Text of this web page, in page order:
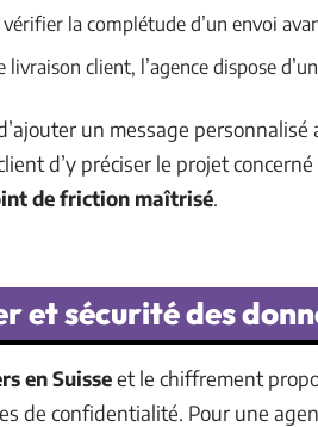
la complétude d’un envoi
livraison client, l’agence dispose
un message
d’y préciser le projet
de friction maîtrisé.
et sécurité des
en Suisseet le chiffrement
de confidentialité. Pour une